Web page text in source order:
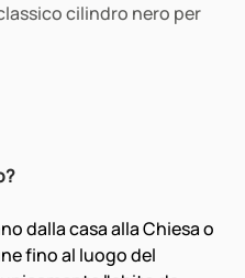
cilindro nero per
dalla casa alla Chiesa o
fino al luogo del